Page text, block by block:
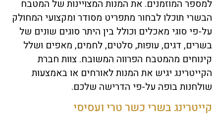
למספר המוזמנים. את המנות המצויינות של המטבח
הבשרי תוכלו לבחור מתפריט מסודר ומקצועי המחולק
על-פי סוגי מאכלים וכולל בין היתר סוגים שונים של
בשרים, דגים, עופות, סלטים, לחמים, מאפים ושלל
קינוחים מהמטבח הפרווה המשובח. צוות חברת
הקייטרינג יגיש את המנות לאורחים או באמצעות
שולחנות בופה על-פי הדרישה שלכם.
קייטרינג בשרי כשר טרי ועסיסי